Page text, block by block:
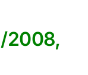
2008,